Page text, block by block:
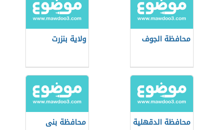
محافظة الجوف ولاية بنزرت
محافظة الدقهلية
محافظة بنى